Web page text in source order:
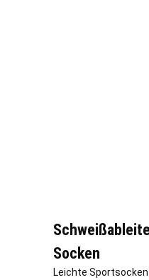
Socken
Leichte